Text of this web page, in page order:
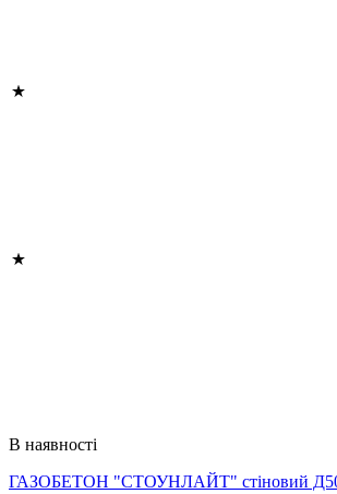
В наявності
ГАЗОБЕТОН "СТОУНЛАЙТ" стіновий